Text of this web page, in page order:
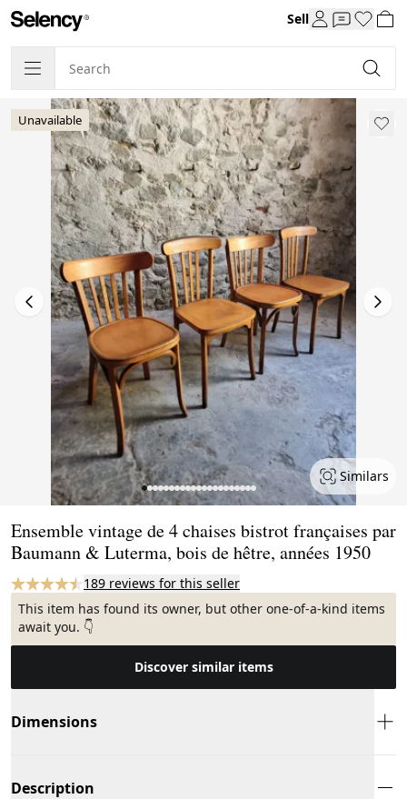
Sell
Unavailable
Similars
Ensemble vintage de 4 chaises bistrot françaises par
Baumann & Luterma, bois de hêtre, années 1950
189 reviews for this seller
This item has found its owner, but other one-of-a-kind items
await you. 👇
Discover similar items
Dimensions
Description